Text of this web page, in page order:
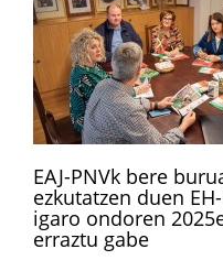
EAJ-PNVk bere
ezkutatzen duen
igaro ondoren
erraztu gabe